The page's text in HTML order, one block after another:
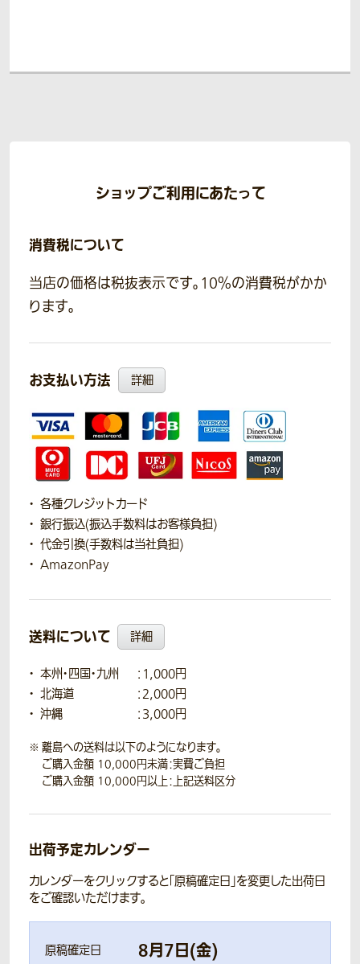
ショップご利用にあたって
消費税について
当店の価格は税抜表示です。10％の消費税がかか
ります。
お支払い方法 詳細
各種クレジットカード
銀行振込(振込手数料はお客様負担)
代金引換(手数料は当社負担)
AmazonPay
送料について 詳細
本州・四国・九州
：1,000円
北海道
：2,000円
沖縄
：3,000円
離島への送料は以下のようになります。
ご購入金額 10,000円未満：実費ご負担
ご購入金額 10,000円以上：上記送料区分
出荷予定カレンダー
カレンダーをクリックすると「原稿確定日」を変更した出荷日
をご確認いただけます。
原稿確定日 8月7日(金)